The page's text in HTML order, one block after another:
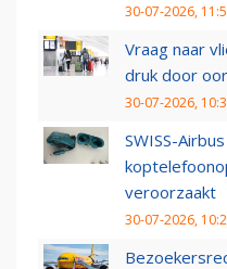
30-07-2026,
Vraag naar
druk door
30-07-2026,
SWISS-
veroorzaakt
30-07-2026,